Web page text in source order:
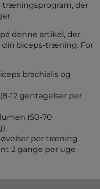
der
denne artikel, der
biceps-træning. For
brachialis og
12 gentagelser per
(50-70
øvelser per træning
2 gange per uge